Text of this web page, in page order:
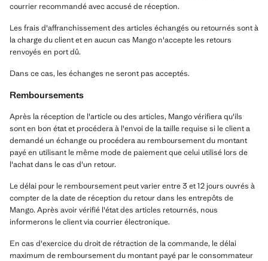
courrier recommandé avec accusé de réception.
Les frais d'affranchissement des articles échangés ou retournés sont à
la charge du client et en aucun cas Mango n'accepte les retours
renvoyés en port dû.
Dans ce cas, les échanges ne seront pas acceptés.
Remboursements
Après la réception de l'article ou des articles, Mango vérifiera qu'ils
sont en bon état et procédera à l'envoi de la taille requise si le client a
demandé un échange ou procédera au remboursement du montant
payé en utilisant le même mode de paiement que celui utilisé lors de
l'achat dans le cas d'un retour.
Le délai pour le remboursement peut varier entre 3 et 12 jours ouvrés à
compter de la date de réception du retour dans les entrepôts de
Mango. Après avoir vérifié l'état des articles retournés, nous
informerons le client via courrier électronique.
En cas d'exercice du droit de rétraction de la commande, le délai
maximum de remboursement du montant payé par le consommateur